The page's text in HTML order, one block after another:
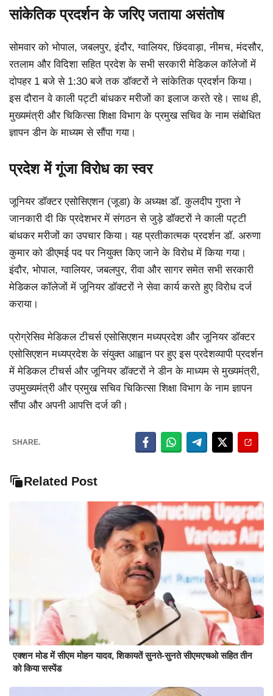
सांकेतिक प्रदर्शन के जरिए जताया असंतोष
सोमवार को भोपाल, जबलपुर, इंदौर, ग्वालियर, छिंदवाड़ा, नीमच, मंदसौर,
रतलाम और विदिशा सहित प्रदेश के सभी सरकारी मेडिकल कॉलेजों में
दोपहर 1 बजे से 1:30 बजे तक डॉक्टरों ने सांकेतिक प्रदर्शन किया।
इस दौरान वे काली पट्टी बांधकर मरीजों का इलाज करते रहे। साथ ही,
मुख्यमंत्री और चिकित्सा शिक्षा विभाग के प्रमुख सचिव के नाम संबोधित
ज्ञापन डीन के माध्यम से सौंपा गया।
प्रदेश में गूंजा विरोध का स्वर
जूनियर डॉक्टर एसोसिएशन (जूडा) के अध्यक्ष डॉ. कुलदीप गुप्ता ने
जानकारी दी कि प्रदेशभर में संगठन से जुड़े डॉक्टरों ने काली पट्टी
बांधकर मरीजों का उपचार किया। यह प्रतीकात्मक प्रदर्शन डॉ. अरुणा
कुमार को डीएमई पद पर नियुक्त किए जाने के विरोध में किया गया।
इंदौर, भोपाल, ग्वालियर, जबलपुर, रीवा और सागर समेत सभी सरकारी
मेडिकल कॉलेजों में जूनियर डॉक्टरों ने सेवा कार्य करते हुए विरोध दर्ज
कराया।
प्रोग्रेसिव मेडिकल टीचर्स एसोसिएशन मध्यप्रदेश और जूनियर डॉक्टर
एसोसिएशन मध्यप्रदेश के संयुक्त आह्वान पर हुए इस प्रदेशव्यापी प्रदर्शन
में मेडिकल टीचर्स और जूनियर डॉक्टरों ने डीन के माध्यम से मुख्यमंत्री,
उपमुख्यमंत्री और प्रमुख सचिव चिकित्सा शिक्षा विभाग के नाम ज्ञापन
सौंपा और अपनी आपत्ति दर्ज की।
SHARE.
Related Post
एक्शन मोड में सीएम मोहन यादव, शिकायतें सुनते-सुनते सीएमएचओ सहित तीन
को किया सस्पेंड